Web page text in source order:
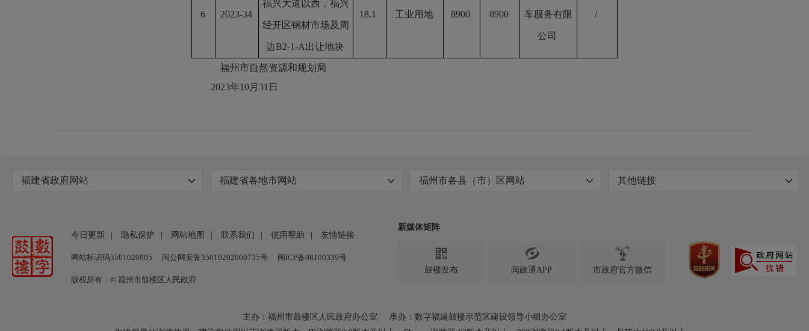
6 2023-34
福兴大道以西，福兴
经开区钢材市场及周
边B2-1-A出让地块
18.1 工业用地 8900 8900 车服务有限
公司
/
福州市自然资源和规划局
2023年10月31日
福建省政府网站 福建省各地市网站 福州市各县（市）区网站 其他链接
今日更新 隐私保护 网站地图 联系我们 使用帮助 友情链接
网站标识码3501020005 闽公网安备35010202000735号 闽ICP备08100339号
版权所有：© 福州市鼓楼区人民政府
新媒体矩阵

鼓楼发布

闽政通APP 市政府官方微信
主办：福州市鼓楼区人民政府办公室
承办：数字福建鼓楼示范区建设领导小组办公室